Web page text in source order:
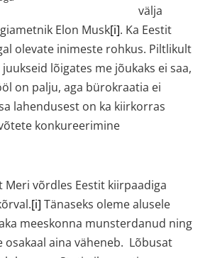
välja
Elon Musk[i]. Ka Eestit
olevate inimeste rohkus. Piltlikult
lõigates me jõukaks ei saa,
on palju, aga bürokraatia ei
lahendusest on ka kiirkorras
konkureerimine
Meri võrdles Eestit kiirpaadiga
[i] Tänaseks oleme alusele
meeskonna munsterdanud ning
osakaal aina väheneb. Lõbusat